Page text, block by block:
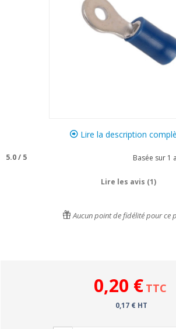
Lire la description
5.0/ 5 Basée sur 1
Lire les avis (1)
Aucun point de fidélité pour ce
0,20 € TTC
0,17 € HT